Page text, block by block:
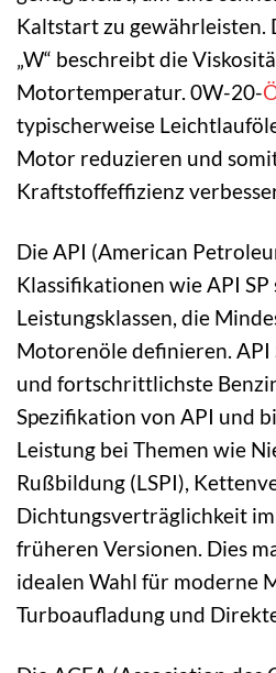
Kaltstart zu gewährleisten.
„W“ beschreibt die
Motortemperatur. 0W-20-
typischerweise
Motor reduzieren und
Kraftstoffeffizienz
Die API (American
Klassifikationen wie API SP
Leistungsklassen, die
Motorenöle definieren. API
und fortschrittlichste
Spezifikation von API und
Leistung bei Themen wie
Rußbildung (LSPI),
Dichtungsverträglichkeit
früheren Versionen. Dies
idealen Wahl für moderne
Turboaufladung und